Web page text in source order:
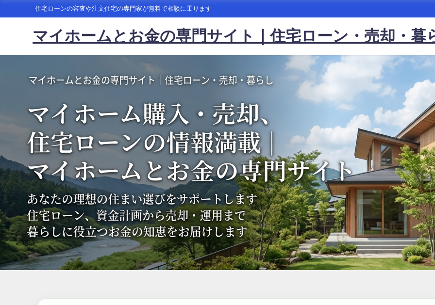
住宅ローンの審査や注文住宅の専門家が無料で相談に乗ります
マイホームとお金の専門サイト｜住宅ローン・売却・暮